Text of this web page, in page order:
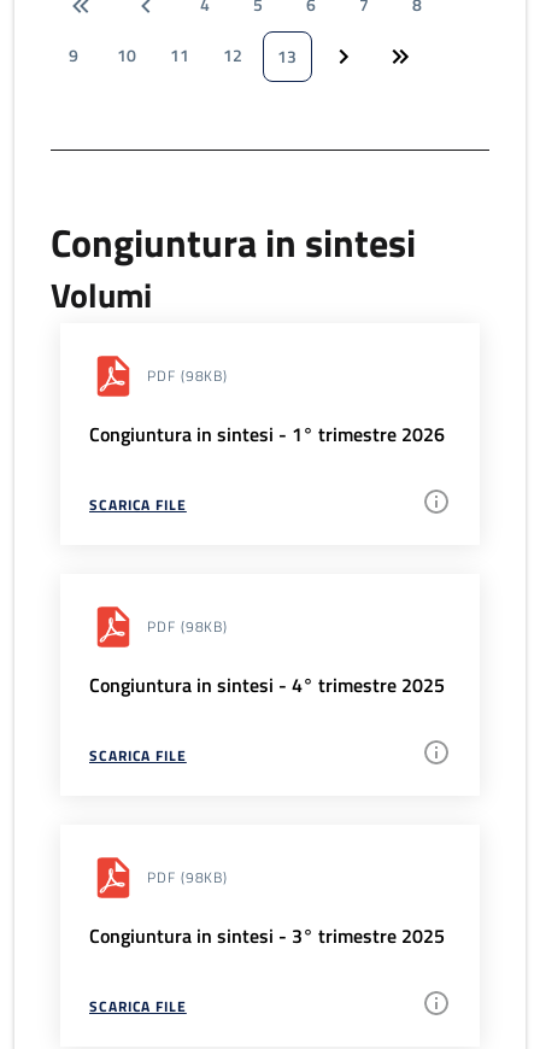
9
10 11 12 13
Congiuntura in sintesi
Volumi
PDF (98KB)
Congiuntura in sintesi - 1° trimestre 2026
SCARICA FILE
PDF (98KB)
Congiuntura in sintesi - 4° trimestre 2025
SCARICA FILE
PDF (98KB)
Congiuntura in sintesi - 3° trimestre 2025
SCARICA FILE